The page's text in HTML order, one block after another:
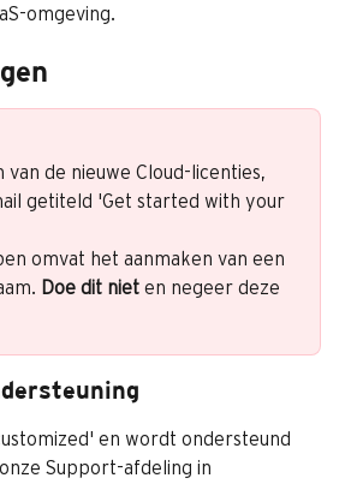
omgeving.
van de nieuwe Cloud-licenties,
getiteld 'Get started with your
omvat het aanmaken van een
Doe dit niet en negeer deze
en wordt ondersteund
Support-afdeling in